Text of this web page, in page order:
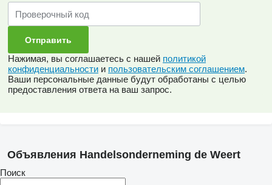
Нажимая, вы соглашаетесь с нашей политикой
конфиденциальности и пользовательским соглашением.
Ваши персональные данные будут обработаны с целью
предоставления ответа на ваш запрос.
Объявления Handelsonderneming de Weert
Поиск